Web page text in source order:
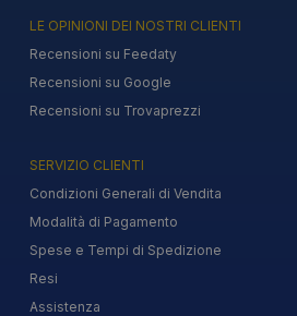
LE OPINIONI DEI NOSTRI CLIENTI
Recensioni su Feedaty
Recensioni su Google
Recensioni su Trovaprezzi
SERVIZIO CLIENTI
Condizioni Generali di Vendita
Modalità di Pagamento
Spese e Tempi di Spedizione
Resi
Assistenza